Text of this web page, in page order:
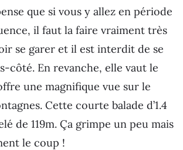
que si vous y allez en période
il faut la faire vraiment très
se garer et il est interdit de se
côté. En revanche, elle vaut le
une magnifique vue sur le
Cette courte balade d’1.4
de 119m. Ça grimpe un peu mais
le coup !